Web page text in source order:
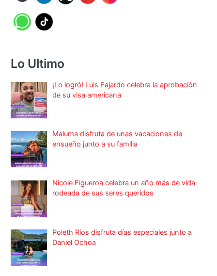
Lo Ultimo
¡Lo logró! Luis Fajardo celebra la aprobación
de su visa americana
Maluma disfruta de unas vacaciones de
ensueño junto a su familia
Nicole Figueroa celebra un año más de vida
rodeada de sus seres queridos
Poleth Ríos disfruta días especiales junto a
Daniel Ochoa